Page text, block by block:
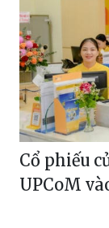
Cổ phiếu
UPCoM